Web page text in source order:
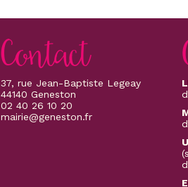
Contact
37, rue Jean-Baptiste Legeay
44140 Geneston
02 40 26 10 20
mairie@geneston.fr